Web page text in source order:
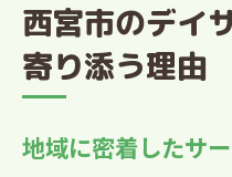
西宮市のデイ
寄り添う理由
地域に密着したサ